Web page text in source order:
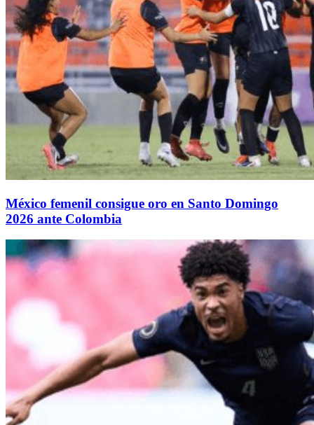
México femenil consigue oro en Santo Domingo
2026 ante Colombia